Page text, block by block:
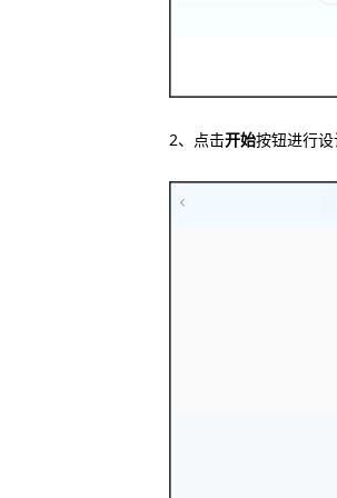
2、点击开始按钮进行